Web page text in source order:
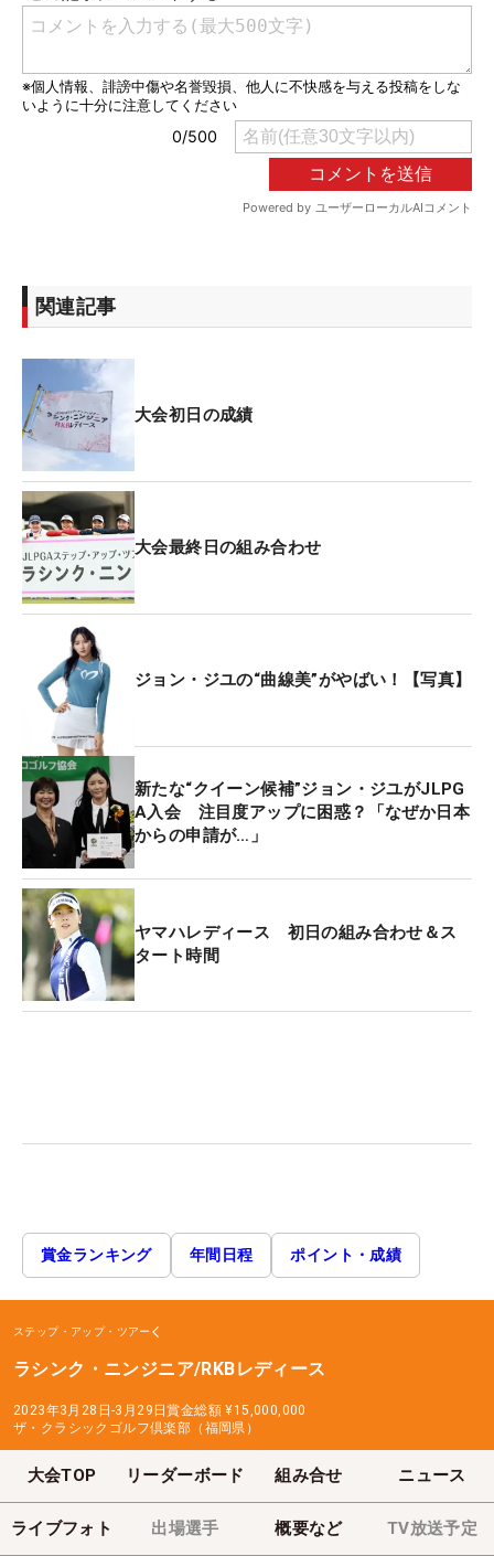
関連記事
大会初日の成績
大会最終日の組み合わせ
ジョン・ジユの“曲線美”がやばい！【写真】
新たな“クイーン候補”ジョン・ジユがJLPG
A入会 注目度アップに困惑？「なぜか日本
からの申請が…」
ヤマハレディース 初日の組み合わせ＆ス
タート時間
賞金ランキング 年間日程 ポイント・成績
ステップ・アップ・ツアー
ラシンク・ニンジニア/RKBレディース
2023年3月28日-3月29日賞金総額 ¥15,000,000
ザ・クラシックゴルフ倶楽部（福岡県）
大会TOP リーダーボード 組み合せ ニュース
ライブフォト 出場選手 概要など TV放送予定